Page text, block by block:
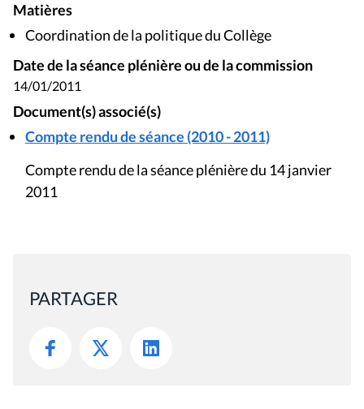
Matières
Coordination de la politique du Collège
Date de la séance plénière ou de la commission
14/01/2011
Document(s) associé(s)
Compte rendu de séance (2010 - 2011)
Compte rendu de la séance plénière du 14 janvier
2011
PARTAGER